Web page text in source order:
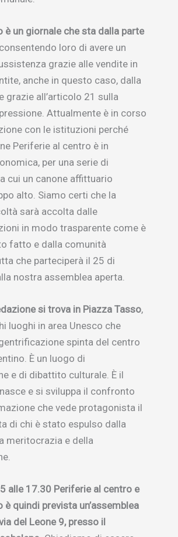
è un giornale che sta dalla parte
consentendo loro di avere un
grazie alle vendite in
anche in questo caso, dalla
grazie all’articolo 21 sulla
Attualmente è in corso
con le istituzioni perché
Periferie al centro è in
per una serie di
cui un canone affittuario
alto. Siamo certi che la
sarà accolta dalle
in modo trasparente come è
fatto e dalla comunità
che parteciperà il 25 di
nostra assemblea aperta.
si trova in Piazza Tasso,
luoghi in area Unesco che
spinta del centro
È un luogo di
e di dibattito culturale. È il
e si sviluppa il confronto
che vede protagonista il
di chi è stato espulso dalla
meritocrazia e della
alle 17.30 Periferie al centro e
è quindi prevista un’assemblea
del Leone 9, presso il